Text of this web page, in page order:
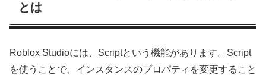
とは
Roblox Studioには、Scriptという機能があります。Script
を使うことで、インスタンスのプロパティを変更すること